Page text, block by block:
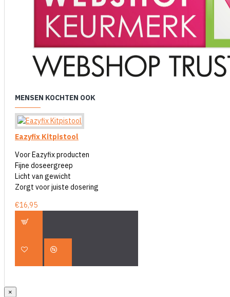
MENSEN KOCHTEN OOK
Eazyfix Kitpistool
Voor Eazyfix producten
Fijne doseergreep
Licht van gewicht
Zorgt voor juiste dosering
€16,95
×